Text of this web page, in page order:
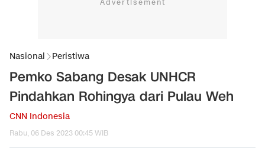
Nasional Peristiwa
Pemko Sabang Desak UNHCR
Pindahkan Rohingya dari Pulau Weh
CNN Indonesia
Rabu, 06 Des 2023 00:45 WIB